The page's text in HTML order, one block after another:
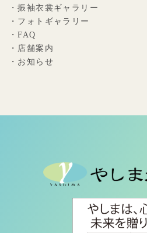
・振袖衣裳ギャラリー
・フォトギャラリー
・FAQ
・店舗案内
・お知らせ